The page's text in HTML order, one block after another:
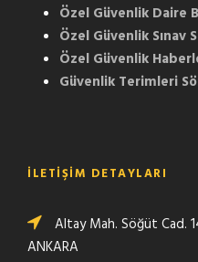
Özel Güvenlik Daire
Özel Güvenlik Sınav
Özel Güvenlik
Güvenlik Terimleri
İLETİŞİM DETAYLARI
Altay Mah. Söğüt Cad.
ANKARA